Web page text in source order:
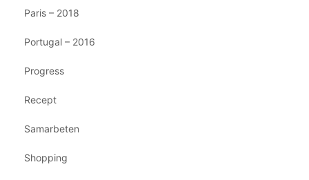
Paris – 2018
Portugal – 2016
Progress
Recept
Samarbeten
Shopping